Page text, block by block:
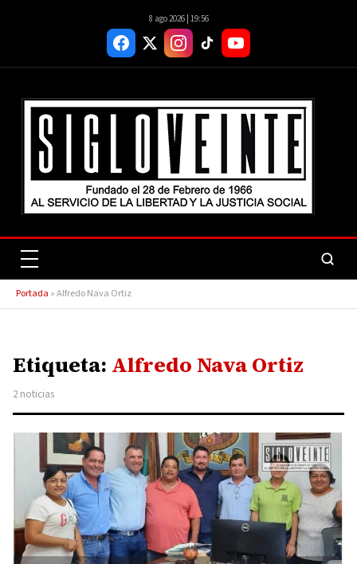
8 ago 2026 | 19:56
Portada »Alfredo Nava Ortiz
Etiqueta: Alfredo Nava Ortiz
2 noticias